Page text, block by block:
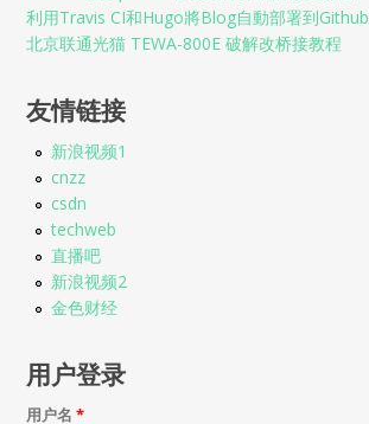
利用Travis CI和Hugo將Blog自動部署到Github
北京联通光猫 TEWA-800E 破解改桥接教程
友情链接
新浪视频1
cnzz
csdn
techweb
直播吧
新浪视频2
金色财经
用户登录
用户名*